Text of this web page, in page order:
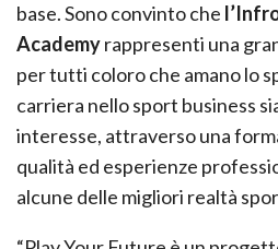
base. Sono convinto che
Academyrappresenti una
per tutti coloro che amano lo
carriera nello sport business
interesse, attraverso una
qualità ed esperienze
alcune delle migliori realtà